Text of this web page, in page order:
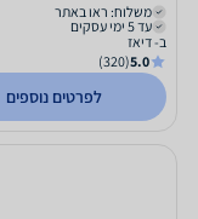
משלוח: ראו באתר
עד 5 ימי עסקים
ב- דיאז
5.0
(320)
לפרטים נוספים